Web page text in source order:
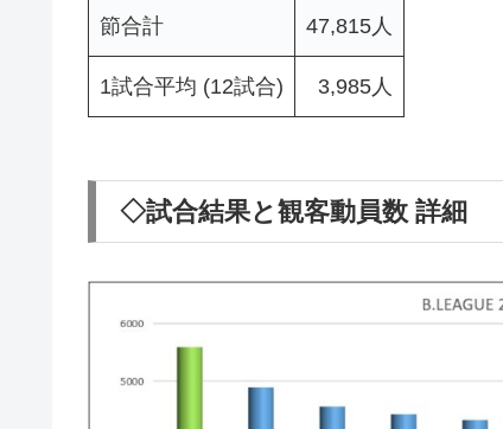
節合計 47,815人
1試合平均 (12試合) 3,985人
◇試合結果と観客動員数 詳細